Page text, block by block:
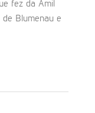
fez da Amil
Blumenau e